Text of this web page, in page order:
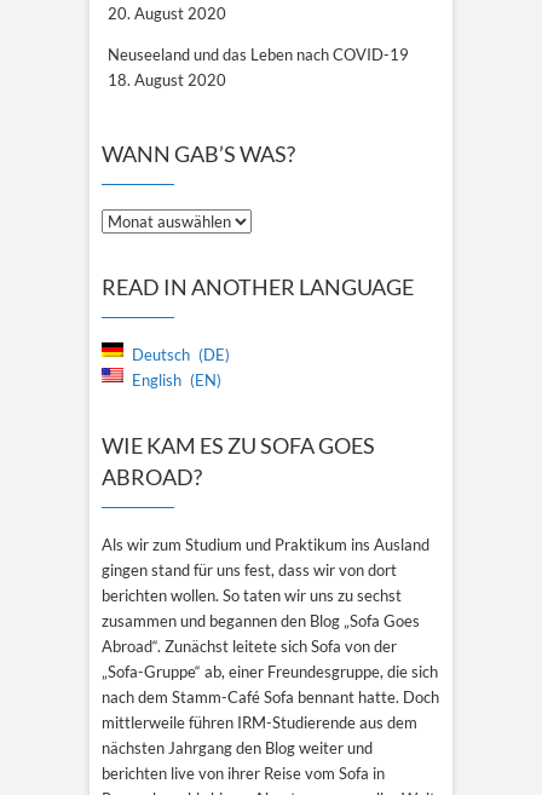
20. August 2020
Neuseeland und das Leben nach COVID-19
18. August 2020
WANN GAB’S WAS?
Wann
READ IN ANOTHER LANGUAGE
Deutsch
DE
English
EN
WIE KAM ES ZU SOFA GOES
ABROAD?
Als wir zum Studium und Praktikum ins Ausland
gingen stand für uns fest, dass wir von dort
berichten wollen. So taten wir uns zu sechst
zusammen und begannen den Blog „Sofa Goes
Abroad“. Zunächst leitete sich Sofa von der
„Sofa-Gruppe“ ab, einer Freundesgruppe, die sich
nach dem Stamm-Café Sofa bennant hatte. Doch
mittlerweile führen IRM-Studierende aus dem
nächsten Jahrgang den Blog weiter und
berichten live von ihrer Reise vom Sofa in